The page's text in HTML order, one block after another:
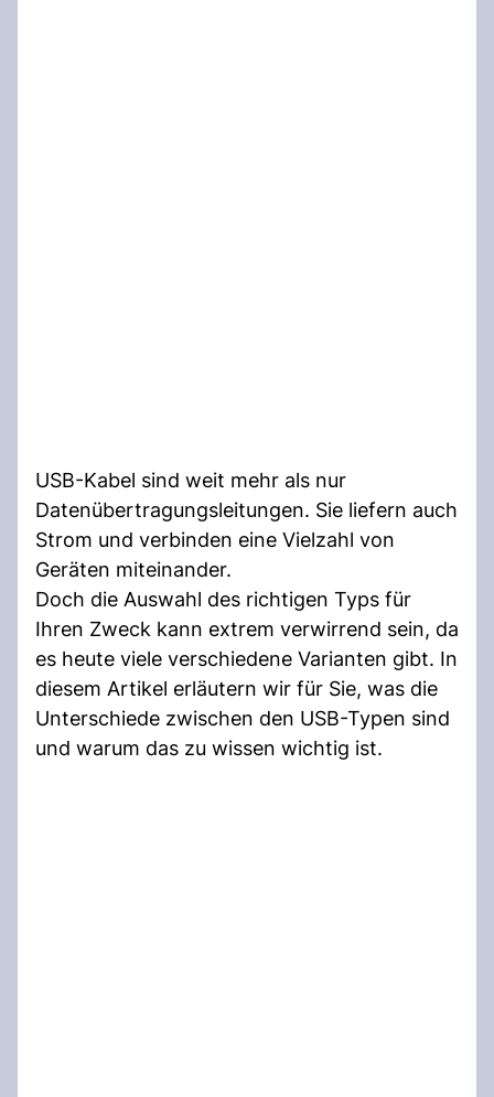
USB-Kabel sind weit mehr als nur
Datenübertragungsleitungen. Sie liefern auch
Strom und verbinden eine Vielzahl von
Geräten miteinander.
Doch die Auswahl des richtigen Typs für
Ihren Zweck kann extrem verwirrend sein, da
es heute viele verschiedene Varianten gibt. In
diesem Artikel erläutern wir für Sie, was die
Unterschiede zwischen den USB-Typen sind
und warum das zu wissen wichtig ist.